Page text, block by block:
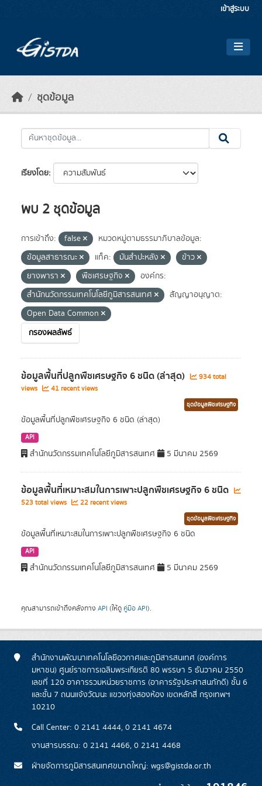
เข้าสู่ระบบ
ชุดข้อมูล
เรียงโดย
พบ 2 ชุดข้อมูล
การเข้าถึง: false
หมวดหมู่ตามธรรมาภิบาลข้อมูล:
ข้อมูลสาธารณะ
แท็ค: มันสำปะหลัง
ข้าว
ยางพารา
พืชเศรษฐกิจ
องค์กร:
สำนักนวัตกรรมเทคโนโลยีภูมิสารสนเทศ
สัญญาอนุญาต:
Open Data Common
กรองผลลัพธ์
ข้อมูลพื้นที่ปลูกพืชเศรษฐกิจ 6 ชนิด (ล่าสุด)
934 total
views
41 recent views
ชุดข้อมูลพืชเศรษฐกิจ
ข้อมูลพื้นที่ปลูกพืชเศรษฐกิจ 6 ชนิด (ล่าสุด)
API
สำนักนวัตกรรมเทคโนโลยีภูมิสารสนเทศ 5 มีนาคม 2569
ข้อมูลพื้นที่เหมาะสมในการเพาะปลูกพืชเศรษฐกิจ 6 ชนิด
523 total views 22 recent views
ชุดข้อมูลพืชเศรษฐกิจ
ข้อมูลพื้นที่เหมาะสมในการเพาะปลูกพืชเศรษฐกิจ 6 ชนิด
API
สำนักนวัตกรรมเทคโนโลยีภูมิสารสนเทศ 5 มีนาคม 2569
คุณสามารถเข้าถึงคลังทาง API (ให้ดู คู่มือ API).
สำนักงานพัฒนาเทคโนโลยีอวกาศและภูมิสารสนเทศ (องค์การ
มหาชน) ศูนย์ราชการเฉลิมพระเกียรติ 80 พรรษา 5 ธันวาคม 2550
เลขที่ 120 อาคารรวมหน่วยราชการ (อาคารรัฐประศาสนภักดี) ชั้น 6
และชั้น 7 ถนนแจ้งวัฒนะ แขวงทุ่งสองห้อง เขตหลักสี่ กรุงเทพฯ
10210
Call Center: 0 2141 4444, 0 2141 4674
งานสารบรรณ: 0 2141 4466, 0 2141 4468
ฝ่ายจัดการภูมิสารสนเทศขนาดใหญ่: wgs@gistda.or.th